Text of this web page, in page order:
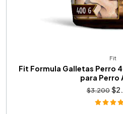
Fit
Fit Formula Galletas Perro
para Perro
$3.200